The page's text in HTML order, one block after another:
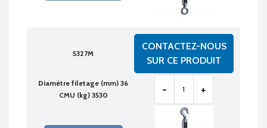
5327M
Diamètre filetage (mm) 36
CMU (kg) 3530
CONTACTEZ-NOUS
SUR CE PRODUIT
- +